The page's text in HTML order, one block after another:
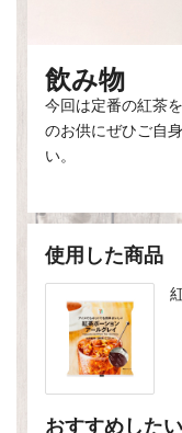
飲み物
今回は定番の紅茶
のお供にぜひご自
い。
使用した商品
おすすめした